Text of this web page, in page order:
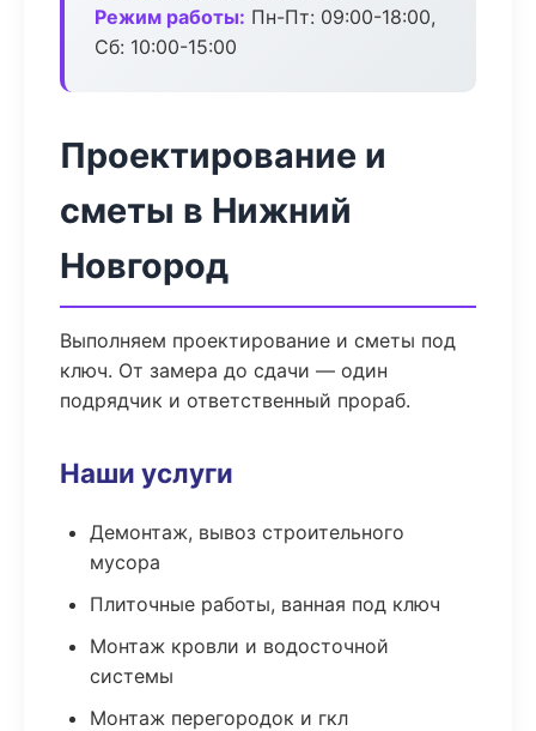
Режим работы: Пн-Пт: 09:00-18:00,
Сб: 10:00-15:00
Проектирование и
сметы в Нижний
Новгород
Выполняем проектирование и сметы под
ключ. От замера до сдачи — один
подрядчик и ответственный прораб.
Наши услуги
Демонтаж, вывоз строительного
мусора
Плиточные работы, ванная под ключ
Монтаж кровли и водосточной
системы
Монтаж перегородок и гкл